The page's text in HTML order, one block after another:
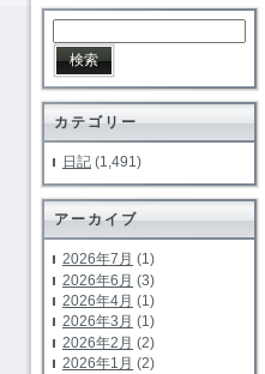
カテゴリー
日記 (1,491)
アーカイブ
2026年7月 (1)
2026年6月 (3)
2026年4月 (1)
2026年3月 (1)
2026年2月 (2)
2026年1月 (2)